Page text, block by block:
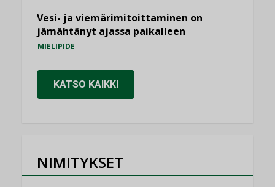
Vesi- ja viemärimitoittaminen on
jämähtänyt ajassa paikalleen
MIELIPIDE
KATSO KAIKKI
NIMITYKSET